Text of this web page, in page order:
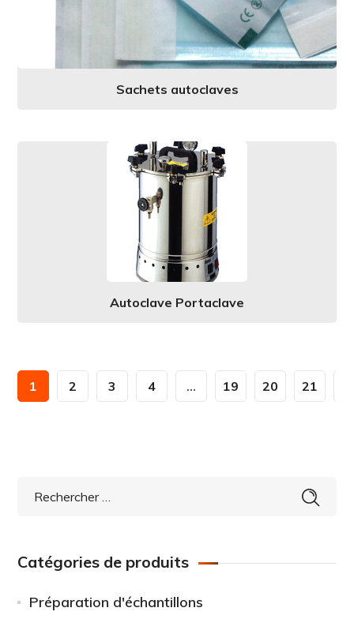
Sachets autoclaves
Autoclave Portaclave
1 2 3 4 … 19 20 21
Catégories de produits
Préparation d'échantillons